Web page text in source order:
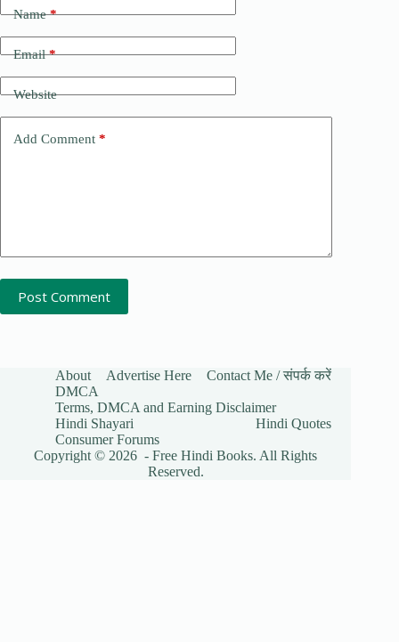
Name*
Email*
Website
Add Comment *
Post Comment
About Advertise Here
Contact Me / संपर्क करें
DMCA
Terms, DMCA and Earning Disclaimer
Hindi Shayari
Hindi Quotes
Consumer Forums
Copyright © 2026 - Free Hindi Books. All Rights
Reserved.